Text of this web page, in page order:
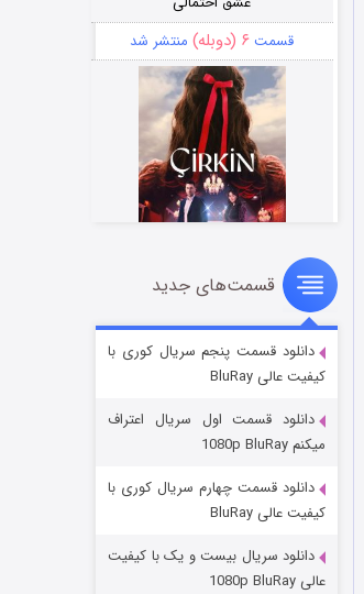
قسمت ۶ (دوبله) منتشر شد
سریال زشت
قسمت۵ (زیرنویس) منتشر شد
وستی ها
قسمت‌های جدید
دانلود قسمت پنجم سریال کوری با
کیفیت عالی BluRay
دانلود قسمت اول سریال اعتراف
میکنم 1080p BluRay
دانلود قسمت چهارم سریال کوری با
کیفیت عالی BluRay
دانلود سریال بیست و یک با کیفیت
عالی 1080p BluRay